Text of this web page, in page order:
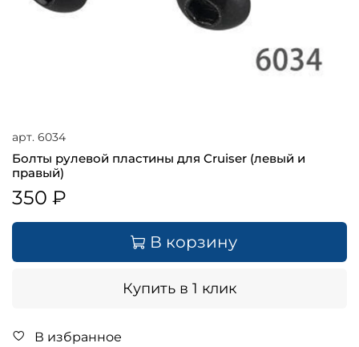
арт. 6034
Болты рулевой плаcтины для Cruiser (левый и
правый)
350 ₽
В корзину
Купить в 1 клик
В избранное